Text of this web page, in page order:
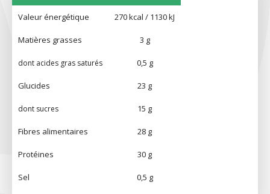
Valeur énergétique 270 kcal / 1130 kJ
Matières grasses 3 g
dont acides gras saturés 0,5 g
Glucides 23 g
dont sucres 15 g
Fibres alimentaires 28 g
Protéines 30 g
Sel 0,5 g